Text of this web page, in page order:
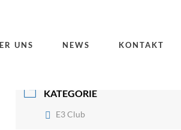
UNS NEWS KONTAKT
09. Nov. 2025
KATEGORIE
E3 Club